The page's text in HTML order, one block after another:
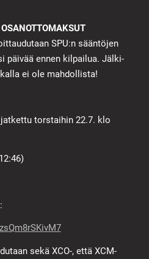
SPU:n sääntöjen
päivää ennen kilpailua. Jälki-
ei ole mahdollista!
torstaihin 22.7. klo
sekä XCO-, että XCM-